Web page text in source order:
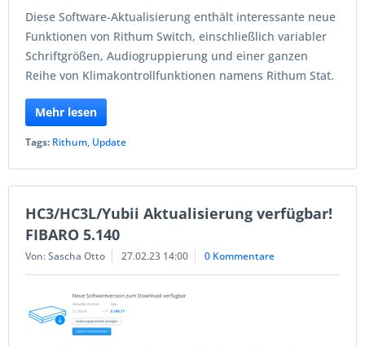
Diese Software-Aktualisierung enthält interessante neue
Funktionen von Rithum Switch, einschließlich variabler
Schriftgrößen, Audiogruppierung und einer ganzen
Reihe von Klimakontrollfunktionen namens Rithum Stat.
Mehr lesen
Tags: Rithum, Update
HC3/HC3L/Yubii Aktualisierung verfügbar!
FIBARO 5.140
Von: Sascha Otto 27.02.23 14:00 0 Kommentare